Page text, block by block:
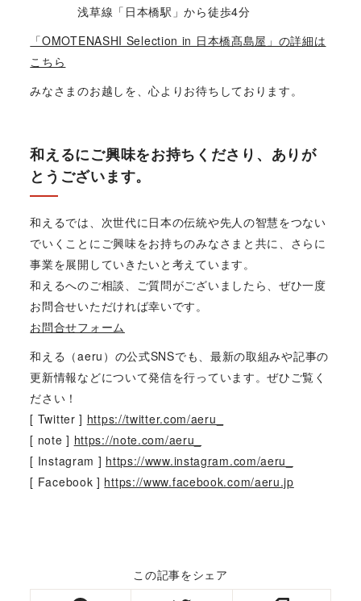
浅草線「日本橋駅」から徒歩4分
「OMOTENASHI Selection in 日本橋髙島屋」の詳細は
こちら
みなさまのお越しを、心よりお待ちしております。
和えるにご興味をお持ちくださり、ありが
とうございます。
和えるでは、次世代に日本の伝統や先人の智慧をつない
でいくことにご興味をお持ちのみなさまと共に、さらに
事業を展開していきたいと考えています。
和えるへのご相談、ご質問がございましたら、ぜひ一度
お問合せいただければ幸いです。
お問合せフォーム
和える（aeru）の公式SNSでも、最新の取組みや記事の
更新情報などについて発信を行っています。ぜひご覧く
ださい！
[ Twitter ] https://twitter.com/aeru_
[ note ] https://note.com/aeru_
[ Instagram ] https://www.instagram.com/aeru_
[ Facebook ] https://www.facebook.com/aeru.jp
この記事をシェア